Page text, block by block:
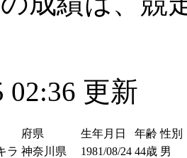
02:36 更新
府県 生年月日 年齢 性別
ラ 神奈川県 1981/08/24 44歳 男